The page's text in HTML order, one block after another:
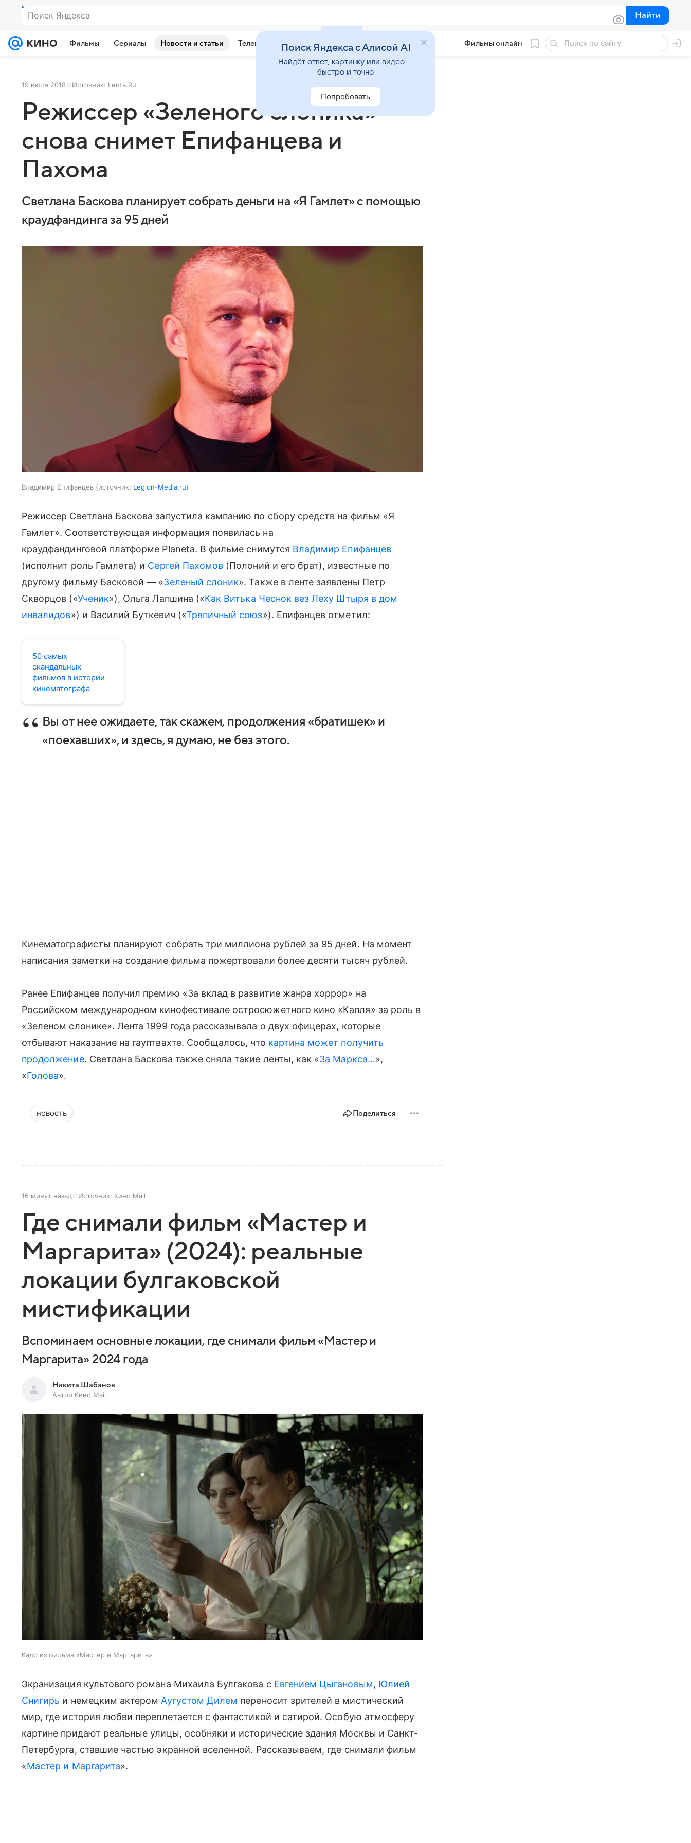
Поиск Яндекса Найти
Найти
Фильмы Сериалы Новости и статьи Телепрограмма Звезды Фильмы онлайн
19 июля 2018 Источник: Lenta.Ru
Режиссер «Зеленого слоника»
снова снимет Епифанцева и
Пахома
Светлана Баскова планирует собрать деньги на «Я Гамлет» с помощью
краудфандинга за 95 дней
Владимир Епифанцев источник: Legion-Media.ru
Режиссер Светлана Баскова запустила кампанию по сбору средств на фильм «Я
Гамлет». Соответствующая информация появилась на
краудфандинговой платформе Planeta. В фильме снимутся Владимир Епифанцев
(исполнит роль Гамлета) и Сергей Пахомов (Полоний и его брат), известные по
другому фильму Басковой — «Зеленый слоник». Также в ленте заявлены Петр
Скворцов («Ученик»), Ольга Лапшина («Как Витька Чеснок вез Леху Штыря в дом
инвалидов») и Василий Буткевич («Тряпичный союз»). Епифанцев отметил:
50 самых
скандальных
фильмов в истории
кинематографа
Вы от нее ожидаете, так скажем, продолжения «братишек» и
«поехавших», и здесь, я думаю, не без этого.
Кинематографисты планируют собрать три миллиона рублей за 95 дней. На момент
написания заметки на создание фильма пожертвовали более десяти тысяч рублей.
Ранее Епифанцев получил премию «За вклад в развитие жанра хоррор» на
Российском международном кинофестивале остросюжетного кино «Капля» за роль в
«Зеленом слонике». Лента 1999 года рассказывала о двух офицерах, которые
отбывают наказание на гауптвахте. Сообщалось, что картина может получить
продолжение. Светлана Баскова также сняла такие ленты, как «За Маркса...»,
«Голова».
новость Поделиться
16 минут назад Источник: Кино Mail
Где снимали фильм «Мастер и
Маргарита» (2024): реальные
локации булгаковской
мистификации
Вспоминаем основные локации, где снимали фильм «Мастер и
Маргарита» 2024 года
Никита Шабанов
Автор Кино Mail
Кадр из фильма «Мастер и Маргарита»
Экранизация культового романа Михаила Булгакова с Евгением Цыгановым, Юлией
Снигирь и немецким актером Аугустом Дилем переносит зрителей в мистический
мир, где история любви переплетается с фантастикой и сатирой. Особую атмосферу
картине придают реальные улицы, особняки и исторические здания Москвы и Санкт-
Петербурга, ставшие частью экранной вселенной. Рассказываем, где снимали фильм
«Мастер и Маргарита».
Поиск Яндекса с Алисой AI
Найдёт ответ, картинку или видео —
быстро и точно
Попробовать